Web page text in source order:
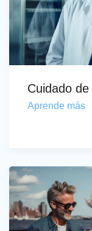
Cuidado
Aprende más